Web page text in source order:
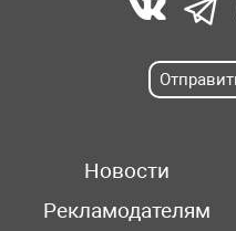
Новости
Рекламодателям